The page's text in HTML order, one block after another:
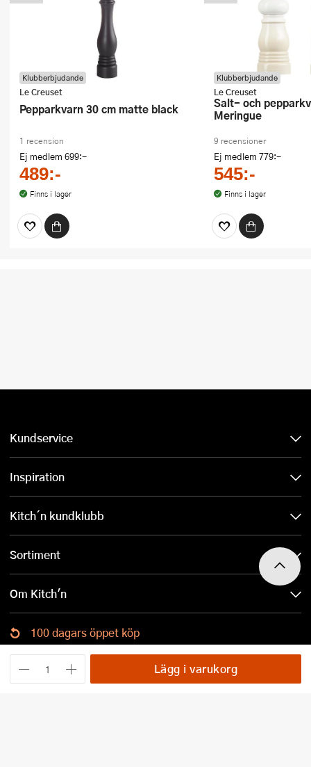
Lägg i varukorg
Klubberbjudande
Le Creuset
Pepparkvarn 30 cm matte black
1 recension
Ej medlem 699:-
489:-
Finns i lager
Klubberbjudande
Le Creuset
Salt- och pepparkvarnset 12 cm
Meringue
9 recensioner
Ej medlem 779:-
545:-
Finns i lager
Kundservice
Inspiration
Kitch´n kundklubb
Sortiment
Om Kitch'n
100 dagars öppet köp
Ladda ned Kitch´n-appen